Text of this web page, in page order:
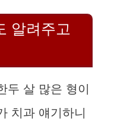
알려주고
두 살 많은 형이
치과 얘기하니